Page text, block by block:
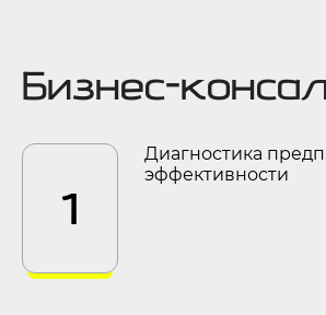
Бизнес-
1
Диагностика
эффективности